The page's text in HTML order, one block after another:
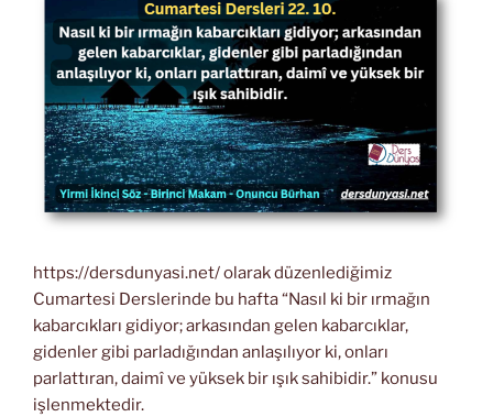
https://dersdunyasi.net/ olarak düzenlediğimiz
Cumartesi Derslerinde bu hafta “Nasıl ki bir ırmağın
kabarcıkları gidiyor; arkasından gelen kabarcıklar,
gidenler gibi parladığından anlaşılıyor ki, onları
parlattıran, daimî ve yüksek bir ışık sahibidir.” konusu
işlenmektedir.